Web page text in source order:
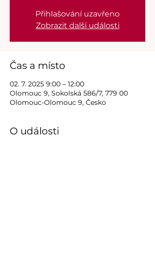
Přihlašování uzavřeno
Zobrazit další události
Čas a místo
02. 7. 2025 9:00 – 12:00
Olomouc 9, Sokolská 586/7, 779 00
Olomouc-Olomouc 9, Česko
O události